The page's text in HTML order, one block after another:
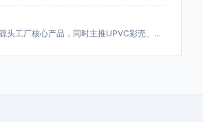
济南恒普保温材料有限公司成立于2014年，是以橡塑海绵为源头工厂核心产品，同时主推UPVC彩壳、阻尼隔音毡、玻璃棉、岩棉、挤塑板及聚氨酯等保温材料的综合生产厂家。